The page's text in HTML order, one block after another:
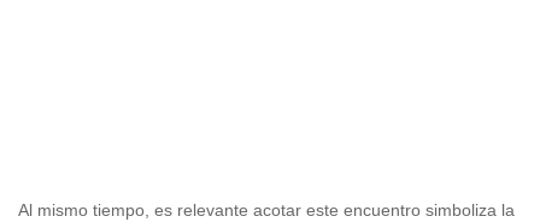
Al mismo tiempo, es relevante acotar este encuentro simboliza la